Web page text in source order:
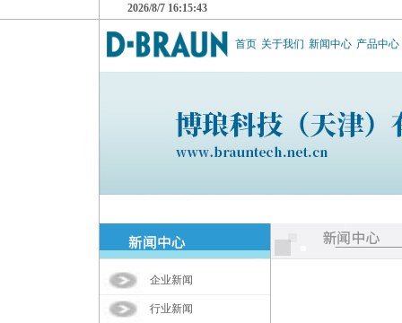
2026/8/7 16:15:43
首页 关于我们 新闻中心 产品中心
企业新闻
行业新闻